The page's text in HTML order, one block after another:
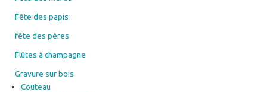
Fête des papis
fête des pères
Flûtes à champagne
Gravure sur bois
Couteau